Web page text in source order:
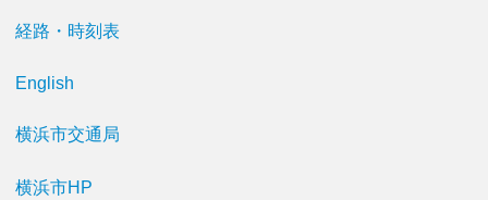
経路・時刻表
English
横浜市交通局
横浜市HP